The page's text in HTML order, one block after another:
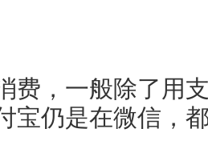
费，一般除了用
宝仍是在微信，